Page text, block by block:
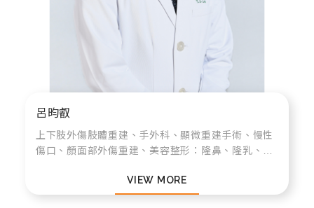
呂昀叡
上下肢外傷肢體重建、手外科、顯微重建手術、慢性
傷口、顏面部外傷重建、美容整形：隆鼻、隆乳、抽
VIEW MORE